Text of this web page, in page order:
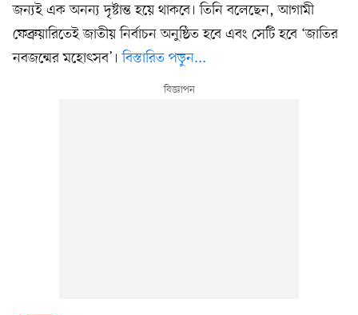
জন্যই এক অনন্য দৃষ্টান্ত হয়ে থাকবে। তিনি বলেছেন, আগামী
ফেব্রুয়ারিতেই জাতীয় নির্বাচন অনুষ্ঠিত হবে এবং সেটি হবে ‘জাতির
নবজন্মের মহোৎসব’।বিস্তারিত পড়ুন...